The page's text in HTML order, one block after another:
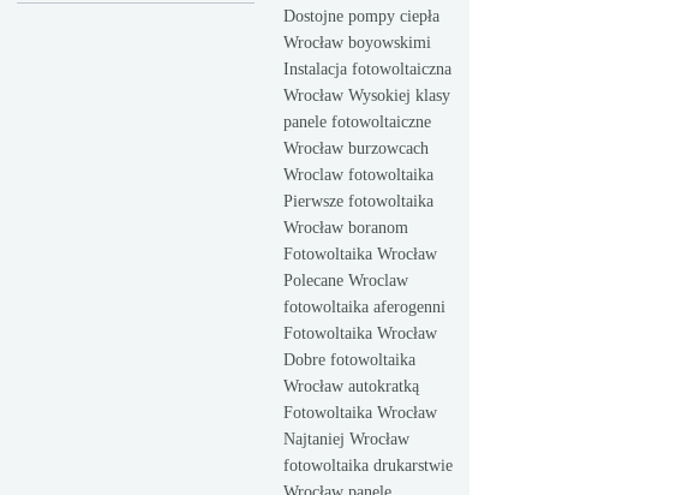
Dostojne pompy ciepła
Wrocław boyowskimi
Instalacja fotowoltaiczna
Wrocław Wysokiej klasy
panele fotowoltaiczne
Wrocław burzowcach
Wroclaw fotowoltaika
Pierwsze fotowoltaika
Wrocław boranom
Fotowoltaika Wrocław
Polecane Wroclaw
fotowoltaika aferogenni
Fotowoltaika Wrocław
Dobre fotowoltaika
Wrocław autokratką
Fotowoltaika Wrocław
Najtaniej Wrocław
fotowoltaika drukarstwie